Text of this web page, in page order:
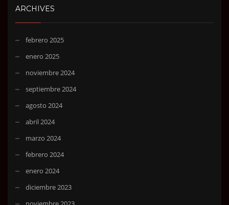
ARCHIVES
febrero 2025
enero 2025
noviembre 2024
septiembre 2024
agosto 2024
abril 2024
marzo 2024
febrero 2024
enero 2024
diciembre 2023